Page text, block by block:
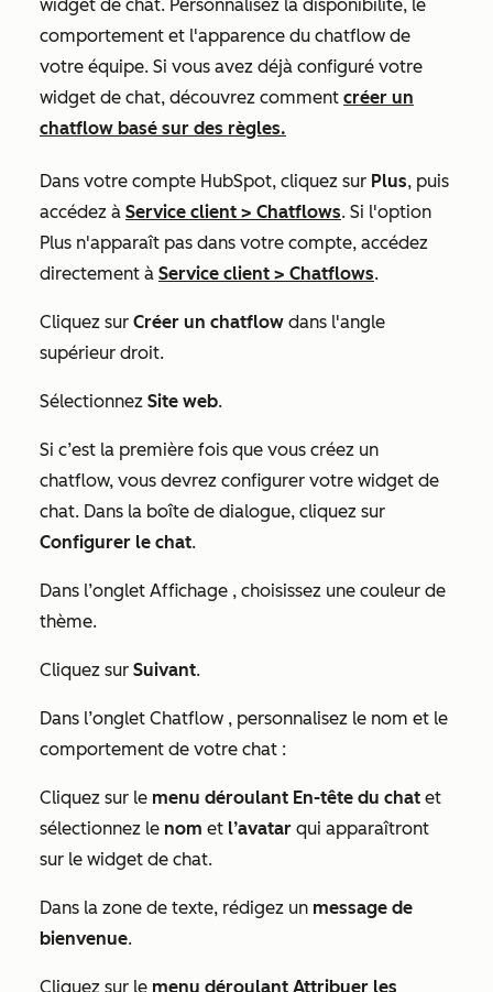
widget de chat. Personnalisez la disponibilité, le
comportement et l'apparence du chatflow de
votre équipe. Si vous avez déjà configuré votre
widget de chat, découvrez comment créer un
chatflow basé sur des règles.
Dans votre compte HubSpot, cliquez sur Plus, puis
accédez à Service client > Chatflows. Si l'option
Plus n'apparaît pas dans votre compte, accédez
directement à Service client > Chatflows.
Cliquez sur Créer un chatflow dans l'angle
supérieur droit.
Sélectionnez Site web.
Si c’est la première fois que vous créez un
chatflow, vous devrez configurer votre widget de
chat. Dans la boîte de dialogue, cliquez sur
Configurer le chat.
Dans l’onglet Affichage , choisissez une couleur de
thème.
Cliquez sur Suivant.
Dans l’onglet Chatflow , personnalisez le nom et le
comportement de votre chat :
Cliquez sur le menu déroulant En-tête du chat et
sélectionnez le nom et l’avatar qui apparaîtront
sur le widget de chat.
Dans la zone de texte, rédigez un message de
bienvenue.
Cliquez sur le menu déroulant Attribuer les